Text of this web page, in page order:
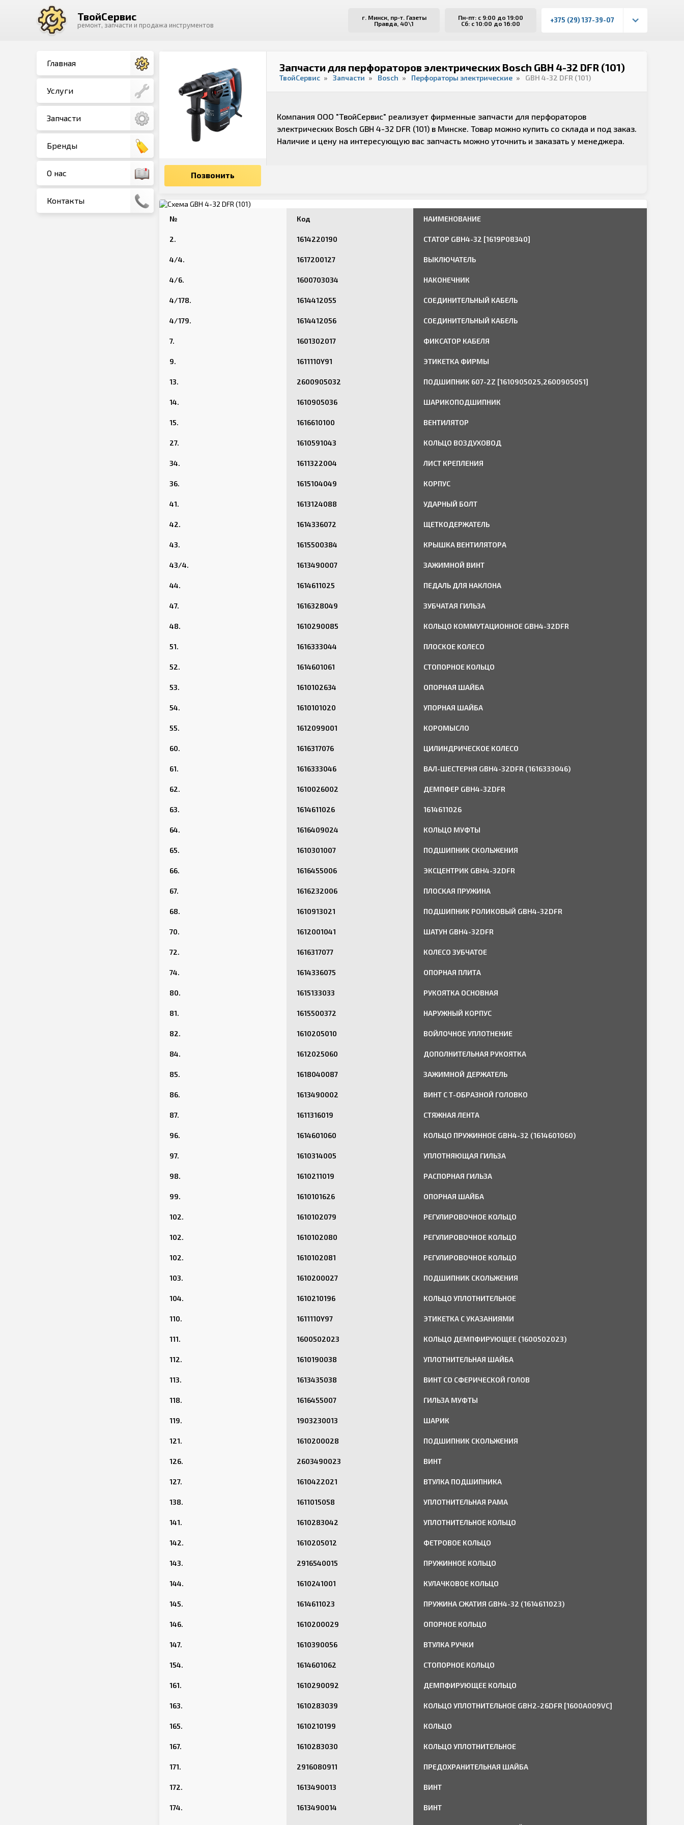
ТвойСервис
ремонт, запчасти и продажа инструментов
г. Минск, пр-т. Газеты
Правда, 40\1
Пн-пт: с 9:00 до 19:00
Сб: с 10:00 до 16:00
+375 (29) 137-39-07
Главная
Услуги
Запчасти
Бренды
О нас
Контакты
Позвонить
Запчасти для перфораторов электрических Bosch GBH 4-32 DFR (101)
ТвойСервис Запчасти Bosch Перфораторы электрические GBH 4-32 DFR (101)
Компания ООО "ТвойСервис" реализует фирменные запчасти для перфораторов
электрических Bosch GBH 4-32 DFR (101) в Минске. Товар можно купить со склада и под заказ.
Наличие и цену на интересующую вас запчасть можно уточнить и заказать у менеджера.
№ Код НАИМЕНОВАНИЕ
2. 1614220190 СТАТОР GBH4-32 [1619P08340]
4/4. 1617200127 ВЫКЛЮЧАТЕЛЬ
4/6. 1600703034 НАКОНЕЧНИК
4/178. 1614412055 СОЕДИНИТЕЛЬНЫЙ КАБЕЛЬ
4/179. 1614412056 СОЕДИНИТЕЛЬНЫЙ КАБЕЛЬ
7. 1601302017 ФИКСАТОР КАБЕЛЯ
9. 1611110Y91 ЭТИКЕТКА ФИРМЫ
13. 2600905032 ПОДШИПНИК 607-2Z [1610905025,2600905051]
14. 1610905036 ШАРИКОПОДШИПНИК
15. 1616610100 ВЕНТИЛЯТОР
27. 1610591043 КОЛЬЦО ВОЗДУХОВОД
34. 1611322004 ЛИСТ КРЕПЛЕНИЯ
36. 1615104049 КОРПУС
41. 1613124088 УДАРНЫЙ БОЛТ
42. 1614336072 ЩЕТКОДЕРЖАТЕЛЬ
43. 1615500384 КРЫШКА ВЕНТИЛЯТОРА
43/4. 1613490007 ЗАЖИМНОЙ ВИНТ
44. 1614611025 ПЕДАЛЬ ДЛЯ НАКЛОНА
47. 1616328049 ЗУБЧАТАЯ ГИЛЬЗА
48. 1610290085 КОЛЬЦО КОММУТАЦИОННОЕ GBH4-32DFR
51. 1616333044 ПЛОСКОЕ КОЛЕСО
52. 1614601061 СТОПОРНОЕ КОЛЬЦО
53. 1610102634 ОПОРНАЯ ШАЙБА
54. 1610101020 УПОРНАЯ ШАЙБА
55. 1612099001 КОРОМЫСЛО
60. 1616317076 ЦИЛИНДРИЧЕСКОЕ КОЛЕСО
61. 1616333046 ВАЛ-ШЕСТЕРНЯ GBH4-32DFR (1616333046)
62. 1610026002 ДЕМПФЕР GBH4-32DFR
63. 1614611026 1614611026
64. 1616409024 КОЛЬЦО МУФТЫ
65. 1610301007 ПОДШИПНИК СКОЛЬЖЕНИЯ
66. 1616455006 ЭКСЦЕНТРИК GBH4-32DFR
67. 1616232006 ПЛОСКАЯ ПРУЖИНА
68. 1610913021 ПОДШИПНИК РОЛИКОВЫЙ GBH4-32DFR
70. 1612001041 ШАТУН GBH4-32DFR
72. 1616317077 КОЛЕСО ЗУБЧАТОЕ
74. 1614336075 ОПОРНАЯ ПЛИТА
80. 1615133033 РУКОЯТКА ОСНОВНАЯ
81. 1615500372 НАРУЖНЫЙ КОРПУС
82. 1610205010 ВОЙЛОЧНОЕ УПЛОТНЕНИЕ
84. 1612025060 ДОПОЛНИТЕЛЬНАЯ РУКОЯТКА
85. 1618040087 ЗАЖИМНОЙ ДЕРЖАТЕЛЬ
86. 1613490002 ВИНТ С Т-ОБРАЗНОЙ ГОЛОВКО
87. 1611316019 СТЯЖНАЯ ЛЕНТА
96. 1614601060 КОЛЬЦО ПРУЖИННОЕ GBH4-32 (1614601060)
97. 1610314005 УПЛОТНЯЮЩАЯ ГИЛЬЗА
98. 1610211019 РАСПОРНАЯ ГИЛЬЗА
99. 1610101626 ОПОРНАЯ ШАЙБА
102. 1610102079 РЕГУЛИРОВОЧНОЕ КОЛЬЦО
102. 1610102080 РЕГУЛИРОВОЧНОЕ КОЛЬЦО
102. 1610102081 РЕГУЛИРОВОЧНОЕ КОЛЬЦО
103. 1610200027 ПОДШИПНИК СКОЛЬЖЕНИЯ
104. 1610210196 КОЛЬЦО УПЛОТНИТЕЛЬНОЕ
110. 1611110Y97 ЭТИКЕТКА С УКАЗАНИЯМИ
111. 1600502023 КОЛЬЦО ДЕМПФИРУЮЩЕЕ (1600502023)
112. 1610190038 УПЛОТНИТЕЛЬНАЯ ШАЙБА
113. 1613435038 ВИНТ СО СФЕРИЧЕСКОЙ ГОЛОВ
118. 1616455007 ГИЛЬЗА МУФТЫ
119. 1903230013 ШАРИК
121. 1610200028 ПОДШИПНИК СКОЛЬЖЕНИЯ
126. 2603490023 ВИНТ
127. 1610422021 ВТУЛКА ПОДШИПНИКА
138. 1611015058 УПЛОТНИТЕЛЬНАЯ РАМА
141. 1610283042 УПЛОТНИТЕЛЬНОЕ КОЛЬЦО
142. 1610205012 ФЕТРОВОЕ КОЛЬЦО
143. 2916540015 ПРУЖИННОЕ КОЛЬЦО
144. 1610241001 КУЛАЧКОВОЕ КОЛЬЦО
145. 1614611023 ПРУЖИНА СЖАТИЯ GBH4-32 (1614611023)
146. 1610200029 ОПОРНОЕ КОЛЬЦО
147. 1610390056 ВТУЛКА РУЧКИ
154. 1614601062 СТОПОРНОЕ КОЛЬЦО
161. 1610290092 ДЕМПФИРУЮЩЕЕ КОЛЬЦО
163. 1610283039 КОЛЬЦО УПЛОТНИТЕЛЬНОЕ GBH2-26DFR [1600A009VC]
165. 1610210199 КОЛЬЦО
167. 1610283030 КОЛЬЦО УПЛОТНИТЕЛЬНОЕ
171. 2916080911 ПРЕДОХРАНИТЕЛЬНАЯ ШАЙБА
172. 1613490013 ВИНТ
174. 1613490014 ВИНТ